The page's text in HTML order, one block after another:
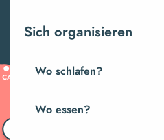
Sich organisieren
Wo schlafen?
Wo essen?